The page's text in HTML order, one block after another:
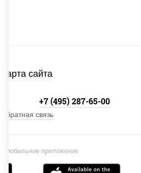
Карта сайта
мобильное приложение
+7 (495) 287-65-00
Обратная связь